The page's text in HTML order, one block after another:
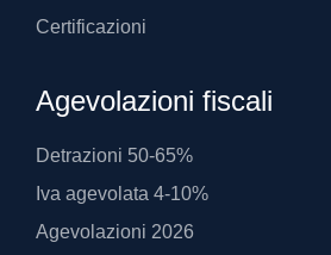
Certificazioni
Agevolazioni fiscali
Detrazioni 50-65%
Iva agevolata 4-10%
Agevolazioni 2026